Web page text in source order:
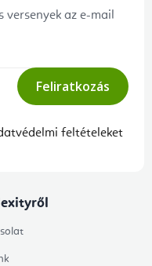
versenyek az e-mail
Feliratkozás
feltételeket